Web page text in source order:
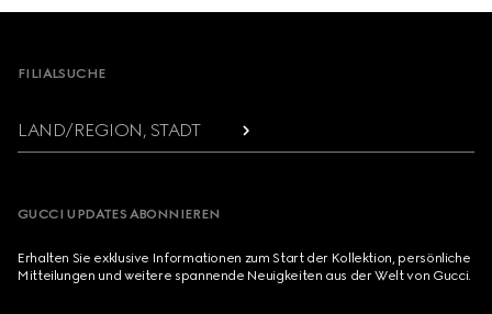
Footer
FILIALSUCHE
LAND/REGION, STADT
GUCCI UPDATES ABONNIEREN
Erhalten Sie exklusive Informationen zum Start der Kollektion, persönliche
Mitteilungen und weitere spannende Neuigkeiten aus der Welt von Gucci.